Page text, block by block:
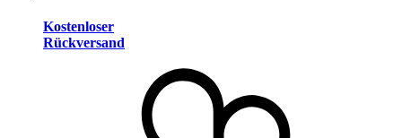
Kostenloser
Rückversand